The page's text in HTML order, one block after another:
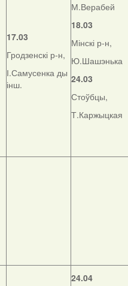
17.03
Гродзенскі р-н,
І.Самусенка ды
інш.
М.Верабей
18.03
Мінскі р-н,
Ю.Шашэнька
24.03
Стоўбцы,
Т.Каржыцкая
24.04